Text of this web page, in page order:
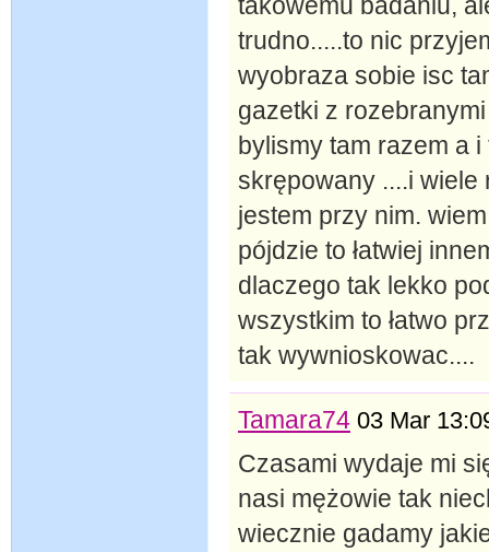
trudno.....to nic
wyobraza sobie isc
gazetki z
bylismy tam razem a
skrępowany ....i wiele
jestem przy nim.
pójdzie to łatwiej
dlaczego tak lekko
wszystkim to łatwo
tak wywnioskowac....
Tamara74 03 Mar
Czasami wydaje mi
nasi mężowie tak
wiecznie gadamy